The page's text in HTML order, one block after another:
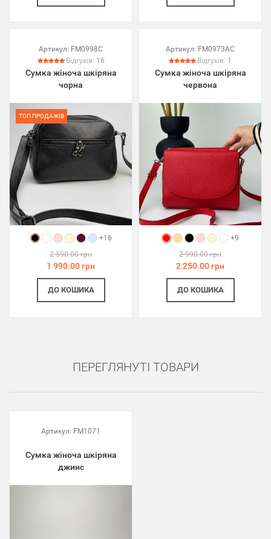
Артикул: FM0998C
Відгуків: 16
Сумка жіноча шкіряна
чорна
ТОП ПРОДАЖІВ
+16
2 590.00 грн
1 990.00 грн
ДО КОШИКА
Артикул: FM0973AC
Відгуків: 1
Сумка жіноча шкіряна
червона
+9
2 990.00 грн
2 250.00 грн
ДО КОШИКА
ПЕРЕГЛЯНУТІ ТОВАРИ
Артикул: FM1071
Сумка жіноча шкіряна
джинс